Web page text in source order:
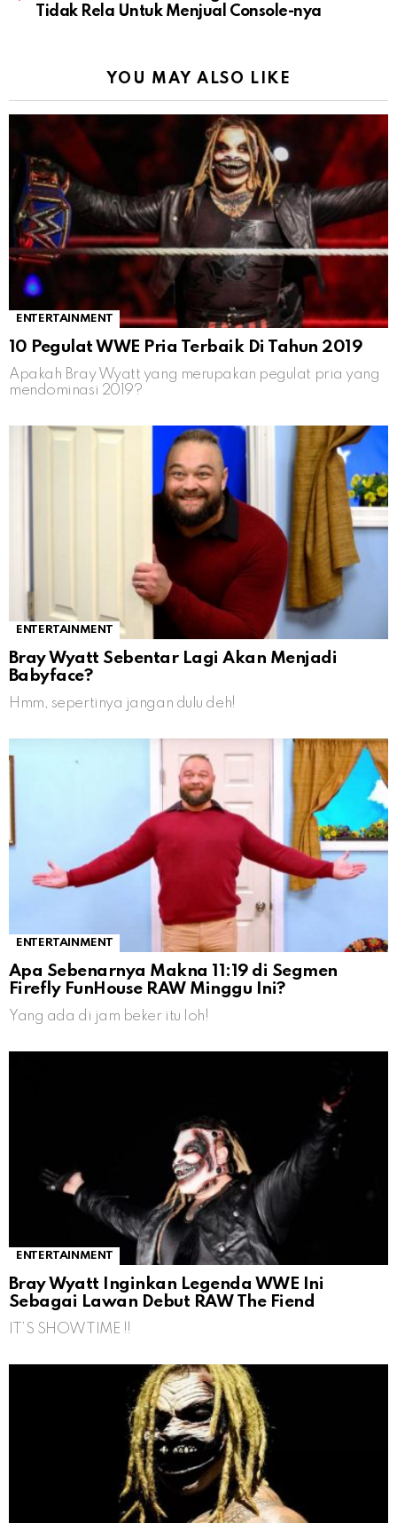
Tidak Rela Untuk Menjual Console-nya
YOU MAY ALSO LIKE
ENTERTAINMENT
10 Pegulat WWE Pria Terbaik Di Tahun 2019
Apakah Bray Wyatt yang merupakan pegulat pria yang
mendominasi 2019?
ENTERTAINMENT
Bray Wyatt Sebentar Lagi Akan Menjadi
Babyface?
Hmm, sepertinya jangan dulu deh!
ENTERTAINMENT
Apa Sebenarnya Makna 11:19 di Segmen
Firefly FunHouse RAW Minggu Ini?
Yang ada di jam beker itu loh!
ENTERTAINMENT
Bray Wyatt Inginkan Legenda WWE Ini
Sebagai Lawan Debut RAW The Fiend
IT’S SHOWTIME !!